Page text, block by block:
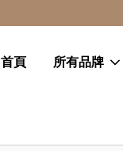
首頁 所有品牌